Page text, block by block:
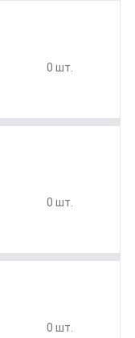
0 шт.
0 шт.
0 шт.